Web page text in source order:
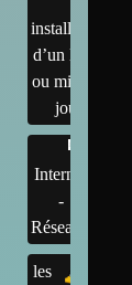
installation
d’un linux
ou mises à
jour
Internet
-
Réseaux
les